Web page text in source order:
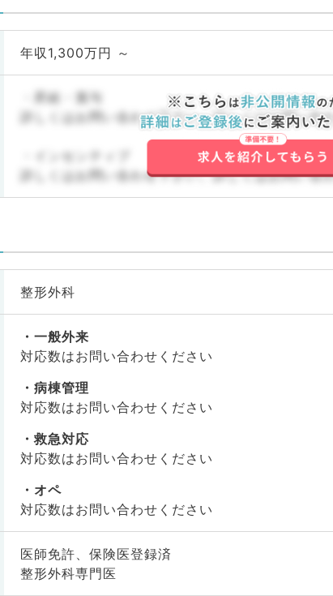
年収1,300万円 ～
・昇給・賞与
詳しくはお問い合わせ下さい。詳しくはお問い合
・インセンティブ
詳しくはお問い合わせ下さい。詳しくはお問い合
整形外科
一般外来
対応数はお問い合わせください
病棟管理
対応数はお問い合わせください
救急対応
対応数はお問い合わせください
オペ
対応数はお問い合わせください
医師免許、保険医登録済
整形外科専門医